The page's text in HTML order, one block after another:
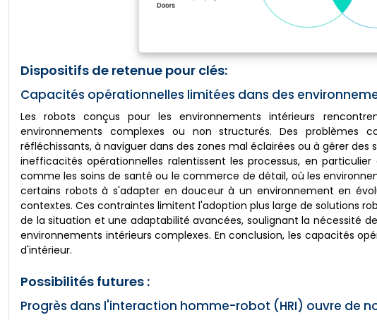
Dispositifs de retenue pour clés:
Capacités opérationnelles limitées dans des
Les robots conçus pour les environnements intérieurs
environnements complexes ou non structurés. Des
réfléchissants, à naviguer dans des zones mal éclairées ou à gérer
inefficacités opérationnelles ralentissent les processus, en
comme les soins de santé ou le commerce de détail, où les
certains robots à s'adapter en douceur à un environnement en
contextes. Ces contraintes limitent l'adoption plus large de solutions
de la situation et une adaptabilité avancées, soulignant la nécessité
environnements intérieurs complexes. En conclusion, les capacités
d'intérieur.
Possibilités futures :
Progrès dans l'interaction homme-robot (HRI) ouvre de